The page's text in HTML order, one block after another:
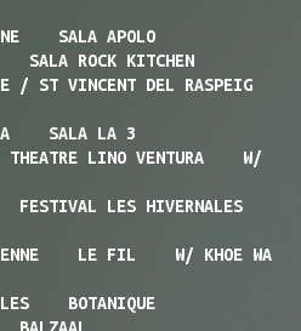
SALA APOLO
ROCK KITCHEN
VINCENT DEL RASPEIG
SALA LA 3
LINO VENTURA W/
LES HIVERNALES
LE FIL W/ KHOE WA
BOTANIQUE
BALZAAL